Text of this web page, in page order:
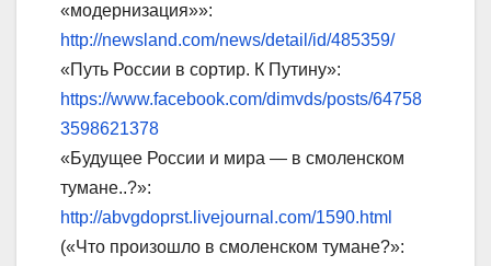
«модернизация»»:
http://newsland.com/news/detail/id/485359/
«Путь России в сортир. К Путину»:
https://www.facebook.com/dimvds/posts/64758
3598621378
«Будущее России и мира — в смоленском
тумане..?»:
http://abvgdoprst.livejournal.com/1590.html
(«Что произошло в смоленском тумане?»: